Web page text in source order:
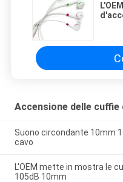
Accensione delle cuffie
Suono circondante 10mm
cavo
L'OEM mette in mostra le
105dB 10mm